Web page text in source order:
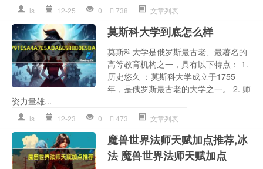
ls 12-25 0 738 文章列表
莫斯科大学到底怎么样
莫斯科大学是俄罗斯最古老、最著名的
高等教育机构之一，具有以下特点： 1.
历史悠久 ：莫斯科大学成立于1755
年，是俄罗斯最古老的大学之一。 2. 师
资力量雄...
ls 12-23 0 473 文章列表
魔兽世界法师天赋加点推荐,冰
法 魔兽世界法师天赋加点